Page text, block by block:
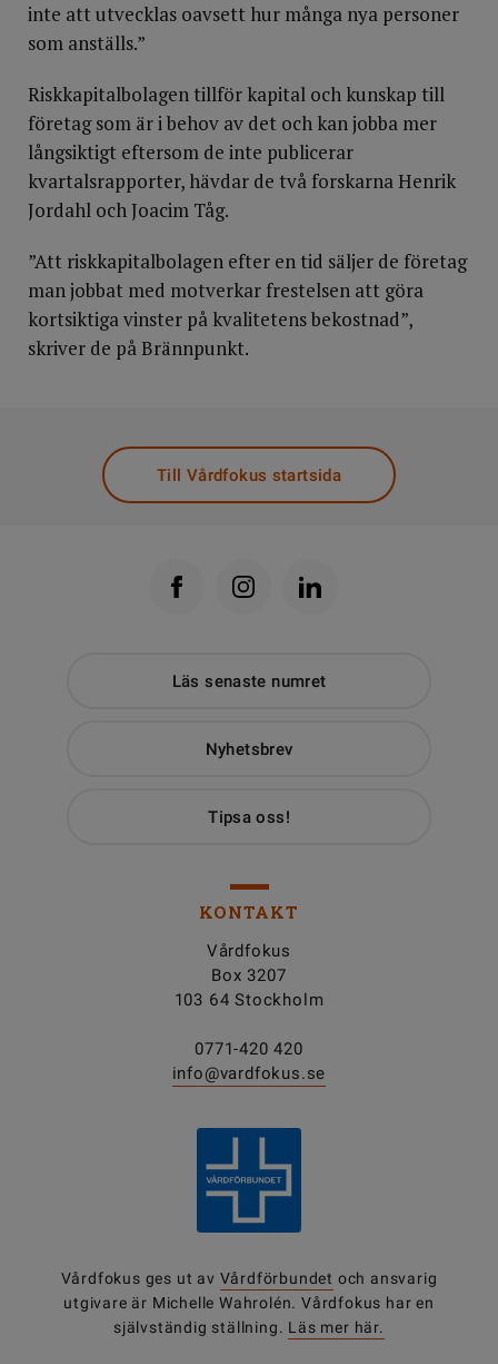
inte att utvecklas oavsett hur många nya personer
som anställs.”
Riskkapitalbolagen tillför kapital och kunskap till
företag som är i behov av det och kan jobba mer
långsiktigt eftersom de inte publicerar
kvartalsrapporter, hävdar de två forskarna Henrik
Jordahl och Joacim Tåg.
”Att riskkapitalbolagen efter en tid säljer de företag
man jobbat med motverkar frestelsen att göra
kortsiktiga vinster på kvalitetens bekostnad”,
skriver de på Brännpunkt.
Till Vårdfokus startsida
Läs senaste numret
Nyhetsbrev
Tipsa oss!
KONTAKT
Vårdfokus
Box 3207
103 64 Stockholm
0771-420 420
info@vardfokus.se
Vårdfokus ges ut av Vårdförbundet och ansvarig
utgivare är Michelle Wahrolén. Vårdfokus har en
självständig ställning. Läs mer här.